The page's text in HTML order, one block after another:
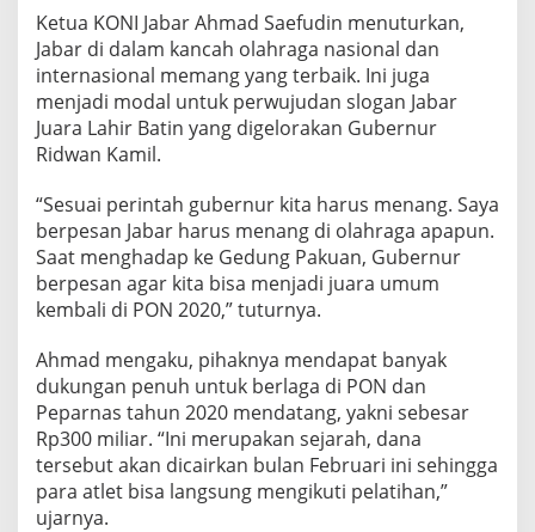
Ketua KONI Jabar Ahmad Saefudin menuturkan,
Jabar di dalam kancah olahraga nasional dan
internasional memang yang terbaik. Ini juga
menjadi modal untuk perwujudan slogan Jabar
Juara Lahir Batin yang digelorakan Gubernur
Ridwan Kamil.
“Sesuai perintah gubernur kita harus menang. Saya
berpesan Jabar harus menang di olahraga apapun.
Saat menghadap ke Gedung Pakuan, Gubernur
berpesan agar kita bisa menjadi juara umum
kembali di PON 2020,” tuturnya.
Ahmad mengaku, pihaknya mendapat banyak
dukungan penuh untuk berlaga di PON dan
Peparnas tahun 2020 mendatang, yakni sebesar
Rp300 miliar. “Ini merupakan sejarah, dana
tersebut akan dicairkan bulan Februari ini sehingga
para atlet bisa langsung mengikuti pelatihan,”
ujarnya.